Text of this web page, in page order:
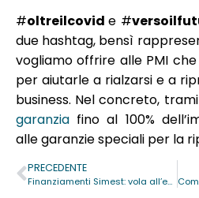
#oltreilcovide #
due hashtag, bensì
vogliamo offrire alle PMI
per aiutarle a rialzarsi e a
business. Nel concreto,
garanzia fino al 100%
alle garanzie speciali per la
PRECEDENTE
Finanziamenti Simest: vola all’estero con la nostra garanzia